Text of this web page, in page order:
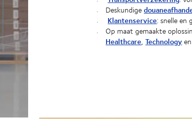
Deskundige
Klantenservice: snelle en
Op maat gemaakte
Healthcare,Technologyen